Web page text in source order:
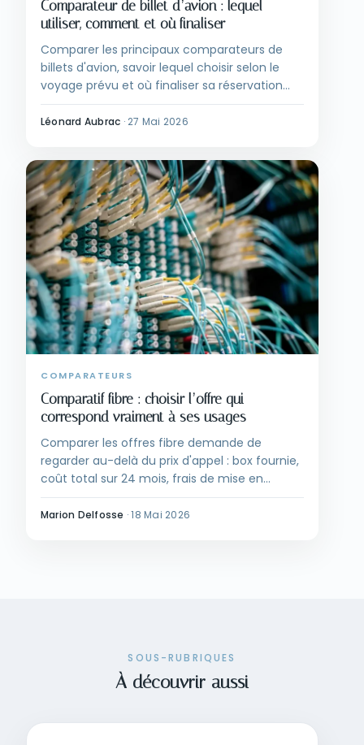
Comparateur de billet d’avion : lequel
utiliser, comment et où finaliser
Comparer les principaux comparateurs de
billets d'avion, savoir lequel choisir selon le
voyage prévu et où finaliser sa réservation
pour éviter les frais cachés des agences en
ligne.
Léonard Aubrac · 27 Mai 2026
COMPARATEURS
Comparatif fibre : choisir l’offre qui
correspond vraiment à ses usages
Comparer les offres fibre demande de
regarder au-delà du prix d'appel : box fournie,
coût total sur 24 mois, frais de mise en
service et conditions de résiliation pèsent
autant que le tarif mensuel affiché par Free,
Marion Delfosse ·18 Mai 2026
SOUS-RUBRIQUES
À découvrir aussi